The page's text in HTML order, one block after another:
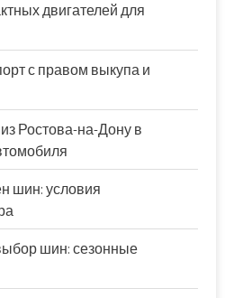
двигателей для
с правом выкупа и
Ростова-на-Дону в
шин: условия
шин: сезонные